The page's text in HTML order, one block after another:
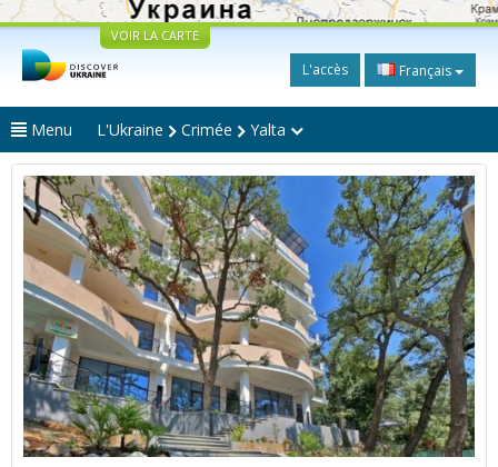
VOIR LA CARTE
L'accès Français
Menu L'Ukraine Crimée Yalta